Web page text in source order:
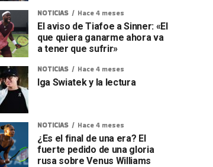
NOTICIAS Hace 4 meses
El aviso de Tiafoe a Sinner: «El
que quiera ganarme ahora va
a tener que sufrir»
NOTICIAS Hace 4 meses
Iga Swiatek y la lectura
NOTICIAS Hace 4 meses
¿Es el final de una era? El
fuerte pedido de una gloria
rusa sobre Venus Williams